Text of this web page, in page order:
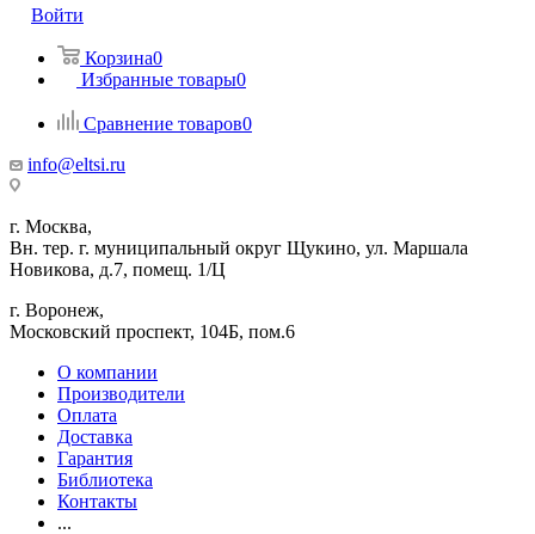
Войти
Корзина0
Избранные товары0
Сравнение товаров0
info@eltsi.ru
г. Москва,
Вн. тер. г. муниципальный округ Щукино, ул. Маршала
Новикова, д.7, помещ. 1/Ц
г. Воронеж,
​Московский проспект, 104Б, пом.6
О компании
Производители
Оплата
Доставка
Гарантия
Библиотека
Контакты
...